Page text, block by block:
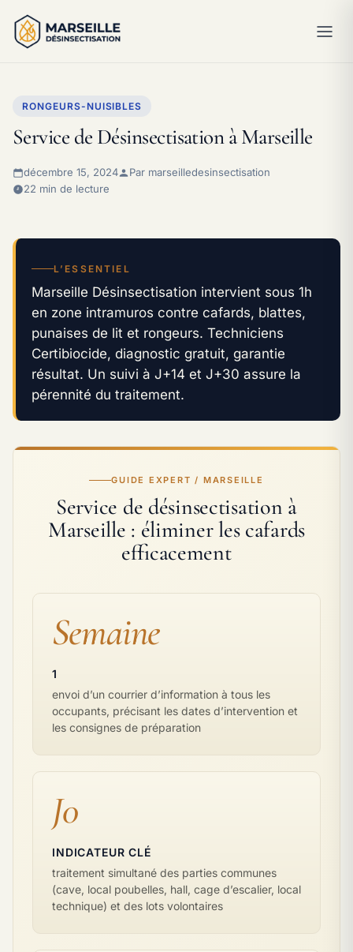
RONGEURS-NUISIBLES
Service de Désinsectisation à Marseille
décembre 15, 2024
Par marseilledesinsectisation
22 min de lecture
L’ESSENTIEL
Marseille Désinsectisation intervient sous 1h
en zone intramuros contre cafards, blattes,
punaises de lit et rongeurs. Techniciens
Certibiocide, diagnostic gratuit, garantie
résultat. Un suivi à J+14 et J+30 assure la
pérennité du traitement.
GUIDE EXPERT / MARSEILLE
Service de désinsectisation à
Marseille : éliminer les cafards
efficacement
Semaine
1
envoi d’un courrier d’information à tous les
occupants, précisant les dates d’intervention et
les consignes de préparation
J0
INDICATEUR CLÉ
traitement simultané des parties communes
(cave, local poubelles, hall, cage d’escalier, local
technique) et des lots volontaires